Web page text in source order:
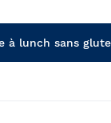
à lunch sans